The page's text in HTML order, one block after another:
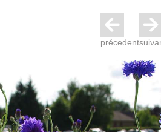
précedent